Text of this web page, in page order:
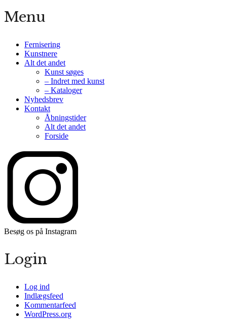
Menu
Fernisering
Kunstnere
Alt det andet
Kunst søges
– Indret med kunst
– Kataloger
Nyhedsbrev
Kontakt
Åbningstider
Alt det andet
Forside
Besøg os på Instagram
Login
Log ind
Indlægsfeed
Kommentarfeed
WordPress.org